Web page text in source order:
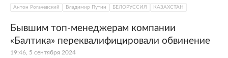
Антон Рогачевский Владимир Путин БЕЛОРУССИЯ КАЗАХСТАН
Бывшим топ-менеджерам компании
«Балтика» переквалифицировали обвинение
19:46, 5 сентября 2024